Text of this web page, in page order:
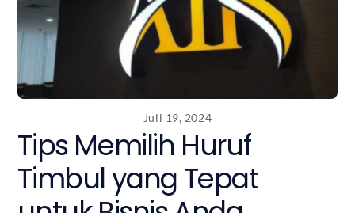
Juli 19, 2024
Tips Memilih Huruf
Timbul yang Tepat